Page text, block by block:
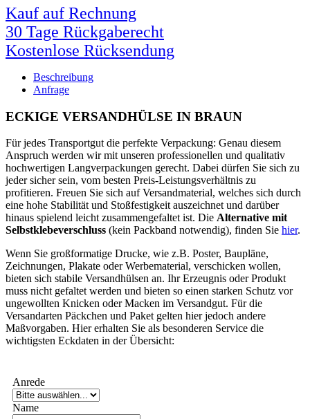
Kauf auf Rechnung
30 Tage Rückgaberecht
Kostenlose Rücksendung
Beschreibung
Anfrage
ECKIGE VERSANDHÜLSE IN BRAUN
Für jedes Transportgut die perfekte Verpackung: Genau diesem
Anspruch werden wir mit unseren professionellen und qualitativ
hochwertigen Langverpackungen gerecht. Dabei dürfen Sie sich zu
jeder sicher sein, vom besten Preis-Leistungsverhältnis zu
profitieren. Freuen Sie sich auf Versandmaterial, welches sich durch
eine hohe Stabilität und Stoßfestigkeit auszeichnet und darüber
hinaus spielend leicht zusammengefaltet ist. Die Alternative mit
Selbstklebeverschluss (kein Packband notwendig), finden Sie hier.
Wenn Sie großformatige Drucke, wie z.B. Poster, Baupläne,
Zeichnungen, Plakate oder Werbematerial, verschicken wollen,
bieten sich stabile Versandhülsen an. Ihr Erzeugnis oder Produkt
muss nicht gefaltet werden und bieten so einen starken Schutz vor
ungewollten Knicken oder Macken im Versandgut. Für die
Versandarten Päckchen und Paket gelten hier jedoch andere
Maßvorgaben. Hier erhalten Sie als besonderen Service die
wichtigsten Eckdaten in der Übersicht:
Anrede
Name